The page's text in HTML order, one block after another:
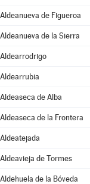
Aldeanueva de Figueroa
Aldeanueva de la Sierra
Aldearrodrigo
Aldearrubia
Aldeaseca de Alba
Aldeaseca de la Frontera
Aldeatejada
Aldeavieja de Tormes
Aldehuela de la Bóveda